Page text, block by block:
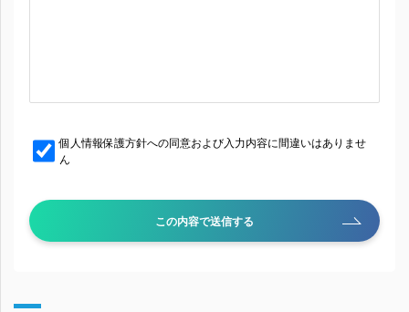
個人情報保護方針への同意および入力内容に間違いはありませ
ん
この内容で送信する